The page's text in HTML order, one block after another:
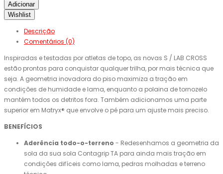
Adicionar
Wishlist
Descrição
Comentários (0)
Inspiradas e testadas por atletas de topo, as novas S / LAB CROSS
estão prontas para conquistar qualquer trilha, por mais técnica que
seja. A geometria inovadora do piso maximiza a tração em
condições de humidade e lama, enquanto a polaina de tornozelo
mantém todos os detritos fora. Também adicionamos uma parte
superior em Matryx® que envolve o pé para um ajuste mais preciso.
BENEFÍCIOS
Aderência todo-o-terreno - Redesenhamos a geometria da
sola da sua sola Contagrip TA para ainda mais tração em
condições difíceis como lama, pedras molhadas e terreno